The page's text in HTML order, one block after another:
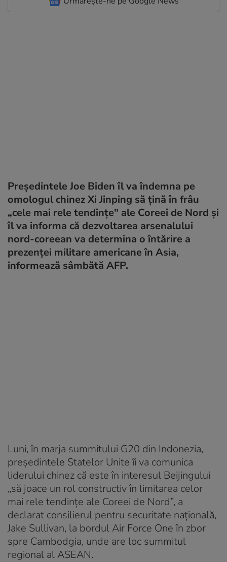
Preşedintele Joe Biden îl va îndemna pe
omologul chinez Xi Jinping să ţină în frâu
„cele mai rele tendinţe" ale Coreei de Nord şi
îl va informa că dezvoltarea arsenalului
nord-coreean va determina o întărire a
prezenţei militare americane în Asia,
informează sâmbătă AFP.
Luni, în marja summitului G20 din Indonezia,
preşedintele Statelor Unite îi va comunica
liderului chinez că este în interesul Beijingului
„să joace un rol constructiv în limitarea celor
mai rele tendinţe ale Coreei de Nord”, a
declarat consilierul pentru securitate naţională,
Jake Sullivan, la bordul Air Force One în zbor
spre Cambodgia, unde are loc summitul
regional al ASEAN.